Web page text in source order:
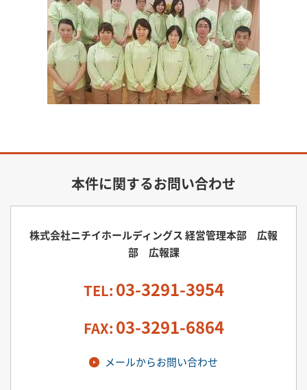
本件に関するお問い合わせ
株式会社ニチイホールディングス 経営管理本部 広報
部 広報課
TEL: 03-3291-3954
FAX: 03-3291-6864
メールからお問い合わせ